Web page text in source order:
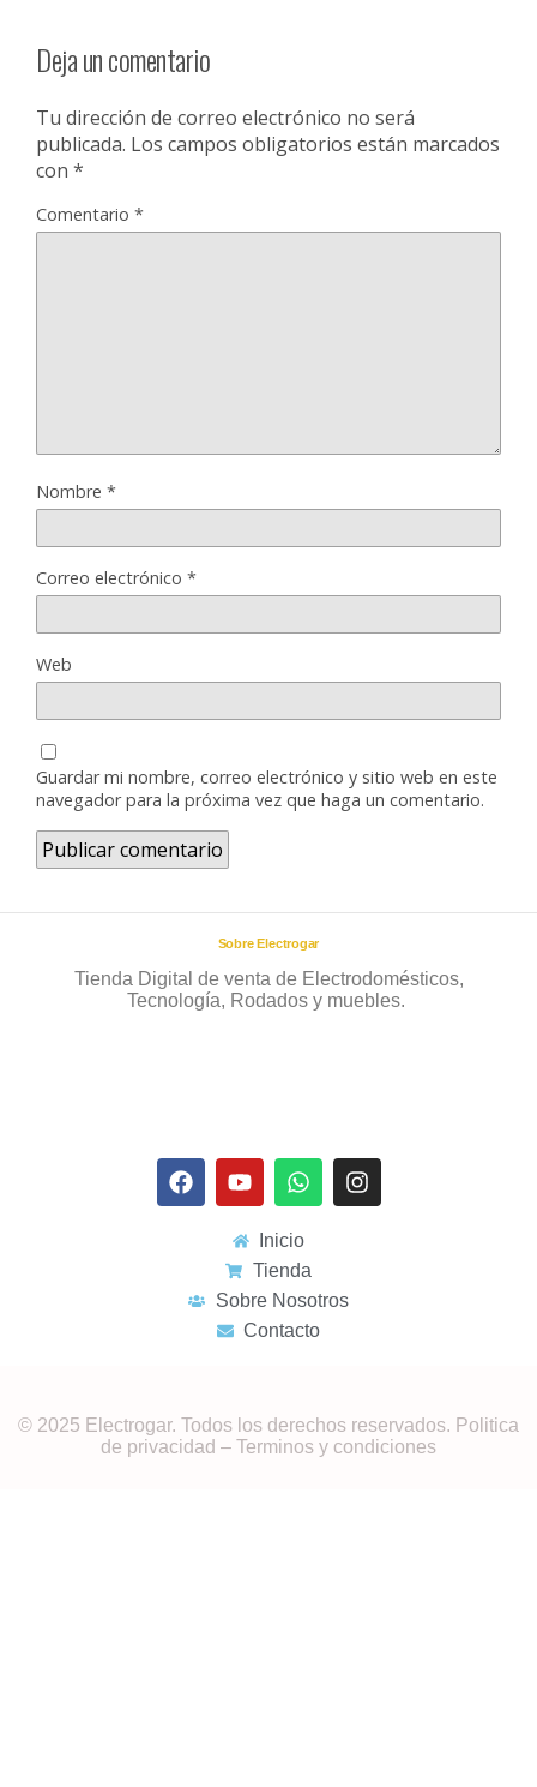
Deja un comentario
Tu dirección de correo electrónico no será
publicada. Los campos obligatorios están marcados
con *
Comentario *
Nombre *
Correo electrónico *
Web
Guardar mi nombre, correo electrónico y sitio web en este
navegador para la próxima vez que haga un comentario.
Sobre Electrogar
Tienda Digital de venta de Electrodomésticos,
Tecnología, Rodados y muebles.
Inicio
Tienda
Sobre Nosotros
Contacto
© 2025 Electrogar. Todos los derechos reservados. Politica
de privacidad – Terminos y condiciones